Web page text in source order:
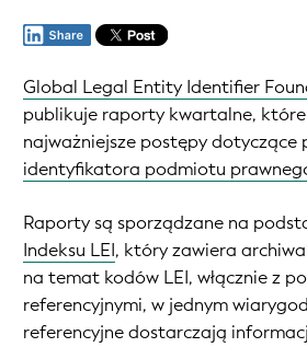
Global Legal Entity Identifier
publikuje raporty kwartalne,
najważniejsze postępy dotyczące
identyfikatora podmiotu
Raporty są sporządzane na
Indeksu LEI, który zawiera
na temat kodów LEI, włącznie z
referencyjnymi, w jednym
referencyjne dostarczają